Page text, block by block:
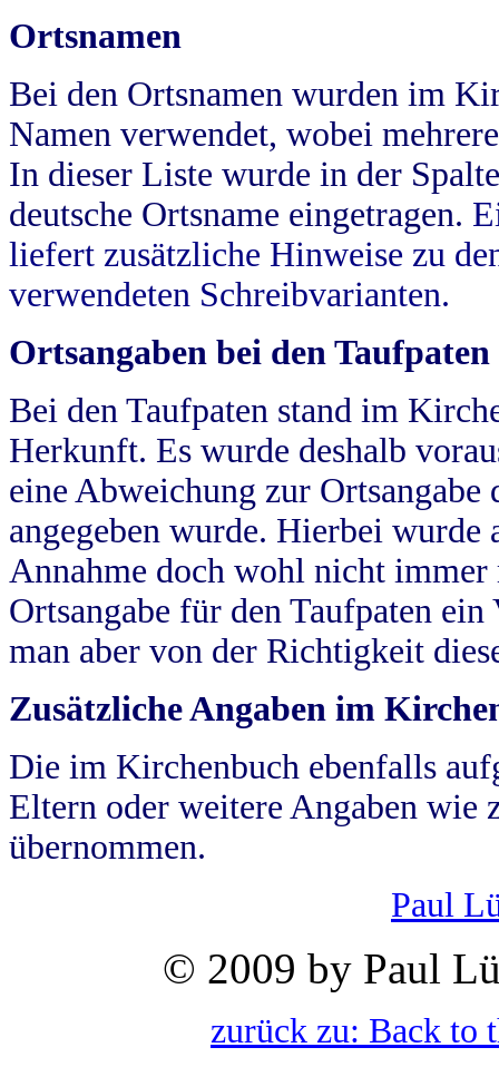
Ortsnamen
Bei den Ortsnamen wurden im
Namen verwendet, wobei
In dieser Liste wurde in der
deutsche Ortsname eingetragen.
liefert zusätzliche Hinweise zu
verwendeten Schreibvarianten.
Ortsangaben bei den Taufpaten
Bei den Taufpaten stand im
Herkunft. Es wurde deshalb
eine Abweichung zur
angegeben wurde. Hierbei wurde
Annahme doch wohl nicht
Ortsangabe für den Taufpaten
man aber von der Richtigkeit
Zusätzliche Angaben im
Die im Kirchenbuch ebenfalls
Eltern oder weitere Angaben wie
übernommen.
Paul
© 2009 by Paul
zurück zu: Back to